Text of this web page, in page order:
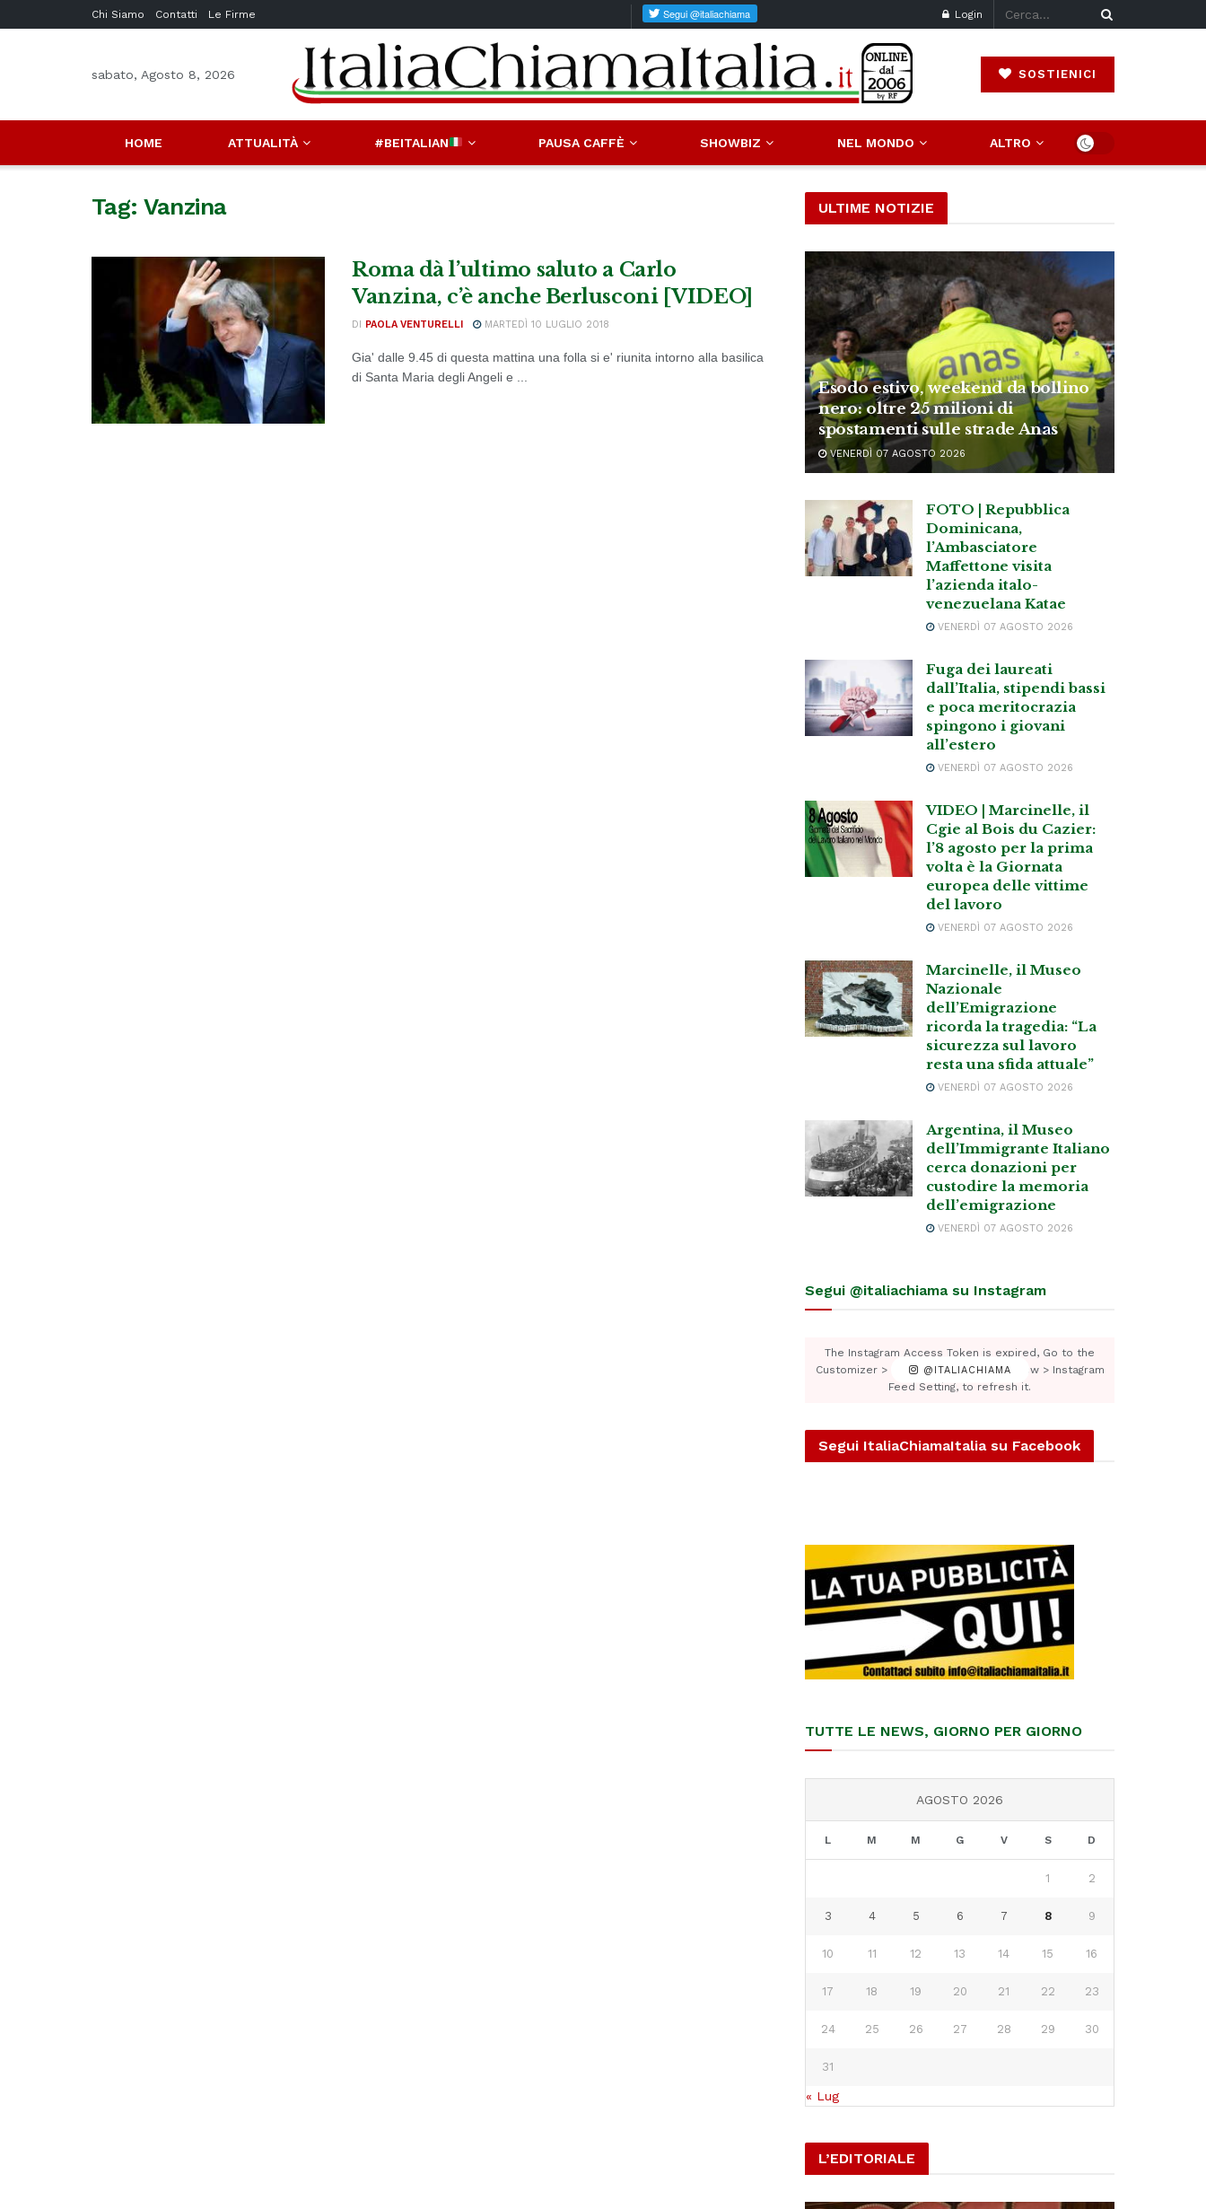
Chi Siamo Contatti Le Firme Login
sabato, Agosto 8, 2026 SOSTIENICI
HOME ATTUALITÀ #BEITALIAN PAUSA CAFFÈ SHOWBIZ NEL MONDO ALTRO
Tag:Vanzina
Roma dà l’ultimo saluto a Carlo
Vanzina, c’è anche Berlusconi [VIDEO]
DI PAOLA VENTURELLI MARTEDÌ 10 LUGLIO 2018
Gia' dalle 9.45 di questa mattina una folla si e' riunita intorno alla basilica
di Santa Maria degli Angeli e ...
ULTIME NOTIZIE
Esodo estivo, weekend da bollino
nero: oltre 25 milioni di
spostamenti sulle strade Anas
VENERDÌ 07 AGOSTO 2026
FOTO | Repubblica
Dominicana,
l’Ambasciatore
Maffettone visita
l’azienda italo-
venezuelana Katae
VENERDÌ 07 AGOSTO 2026
Fuga dei laureati
dall’Italia, stipendi bassi
e poca meritocrazia
spingono i giovani
all’estero
VENERDÌ 07 AGOSTO 2026
VIDEO | Marcinelle, il
Cgie al Bois du Cazier:
l’8 agosto per la prima
volta è la Giornata
europea delle vittime
del lavoro
VENERDÌ 07 AGOSTO 2026
Marcinelle, il Museo
Nazionale
dell’Emigrazione
ricorda la tragedia: “La
sicurezza sul lavoro
resta una sfida attuale”
VENERDÌ 07 AGOSTO 2026
Argentina, il Museo
dell’Immigrante Italiano
cerca donazioni per
custodire la memoria
dell’emigrazione
VENERDÌ 07 AGOSTO 2026
Segui @italiachiama su Instagram
@ITALIACHIAMA
The Instagram Access Token is expired, Go to the
Customizer > JNews : Social, Like & View > Instagram
Feed Setting, to refresh it.
Segui ItaliaChiamaItalia su Facebook
TUTTE LE NEWS, GIORNO PER GIORNO
AGOSTO 2026
L M M G V S D
1 2
3 4 5 6 7 8 9
10 11 12 13 14 15 16
17 18 19 20 21 22 23
24 25 26 27 28 29 30
31
« Lug
L’EDITORIALE